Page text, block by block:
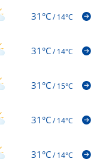
31°C/14°C
31°C/14°C
31°C/15°C
31°C/14°C
31°C/14°C